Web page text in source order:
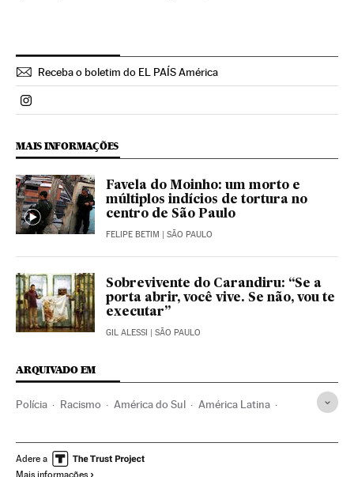
Receba o boletim do EL PAÍS América
Politica El País Brasil en Instagram
MAIS INFORMAÇÕES
Favela do Moinho: um morto e
múltiplos indícios de tortura no
centro de São Paulo
FELIPE BETIM | SÃO PAULO
Sobrevivente do Carandiru: “Se a
porta abrir, você vive. Se não, vou te
executar”
GIL ALESSI | SÃO PAULO
ARQUIVADO EM
Polícia Racismo América do Sul América Latina
Delitos ódio América Preconceitos
Adere a
Mais informações